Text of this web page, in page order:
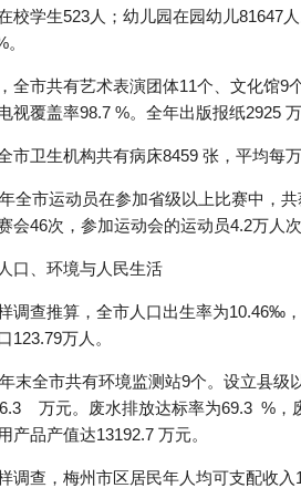
校学生523人；幼儿园在园幼儿81647
全市共有艺术表演团体11个、文化馆9
视覆盖率98.7 %。全年出版报纸2925
市卫生机构共有病床8459 张，平均每
全市运动员在参加省级以上比赛中，
会46次，参加运动会的运动员4.2万人次
口、环境与人民生活
调查推算，全市人口出生率为10.46‰
123.79万人。
末全市共有环境监测站9个。设立县级
万元。废水排放达标率为69.3 %，
产品产值达13192.7 万元。
调查，梅州市区居民年人均可支配收